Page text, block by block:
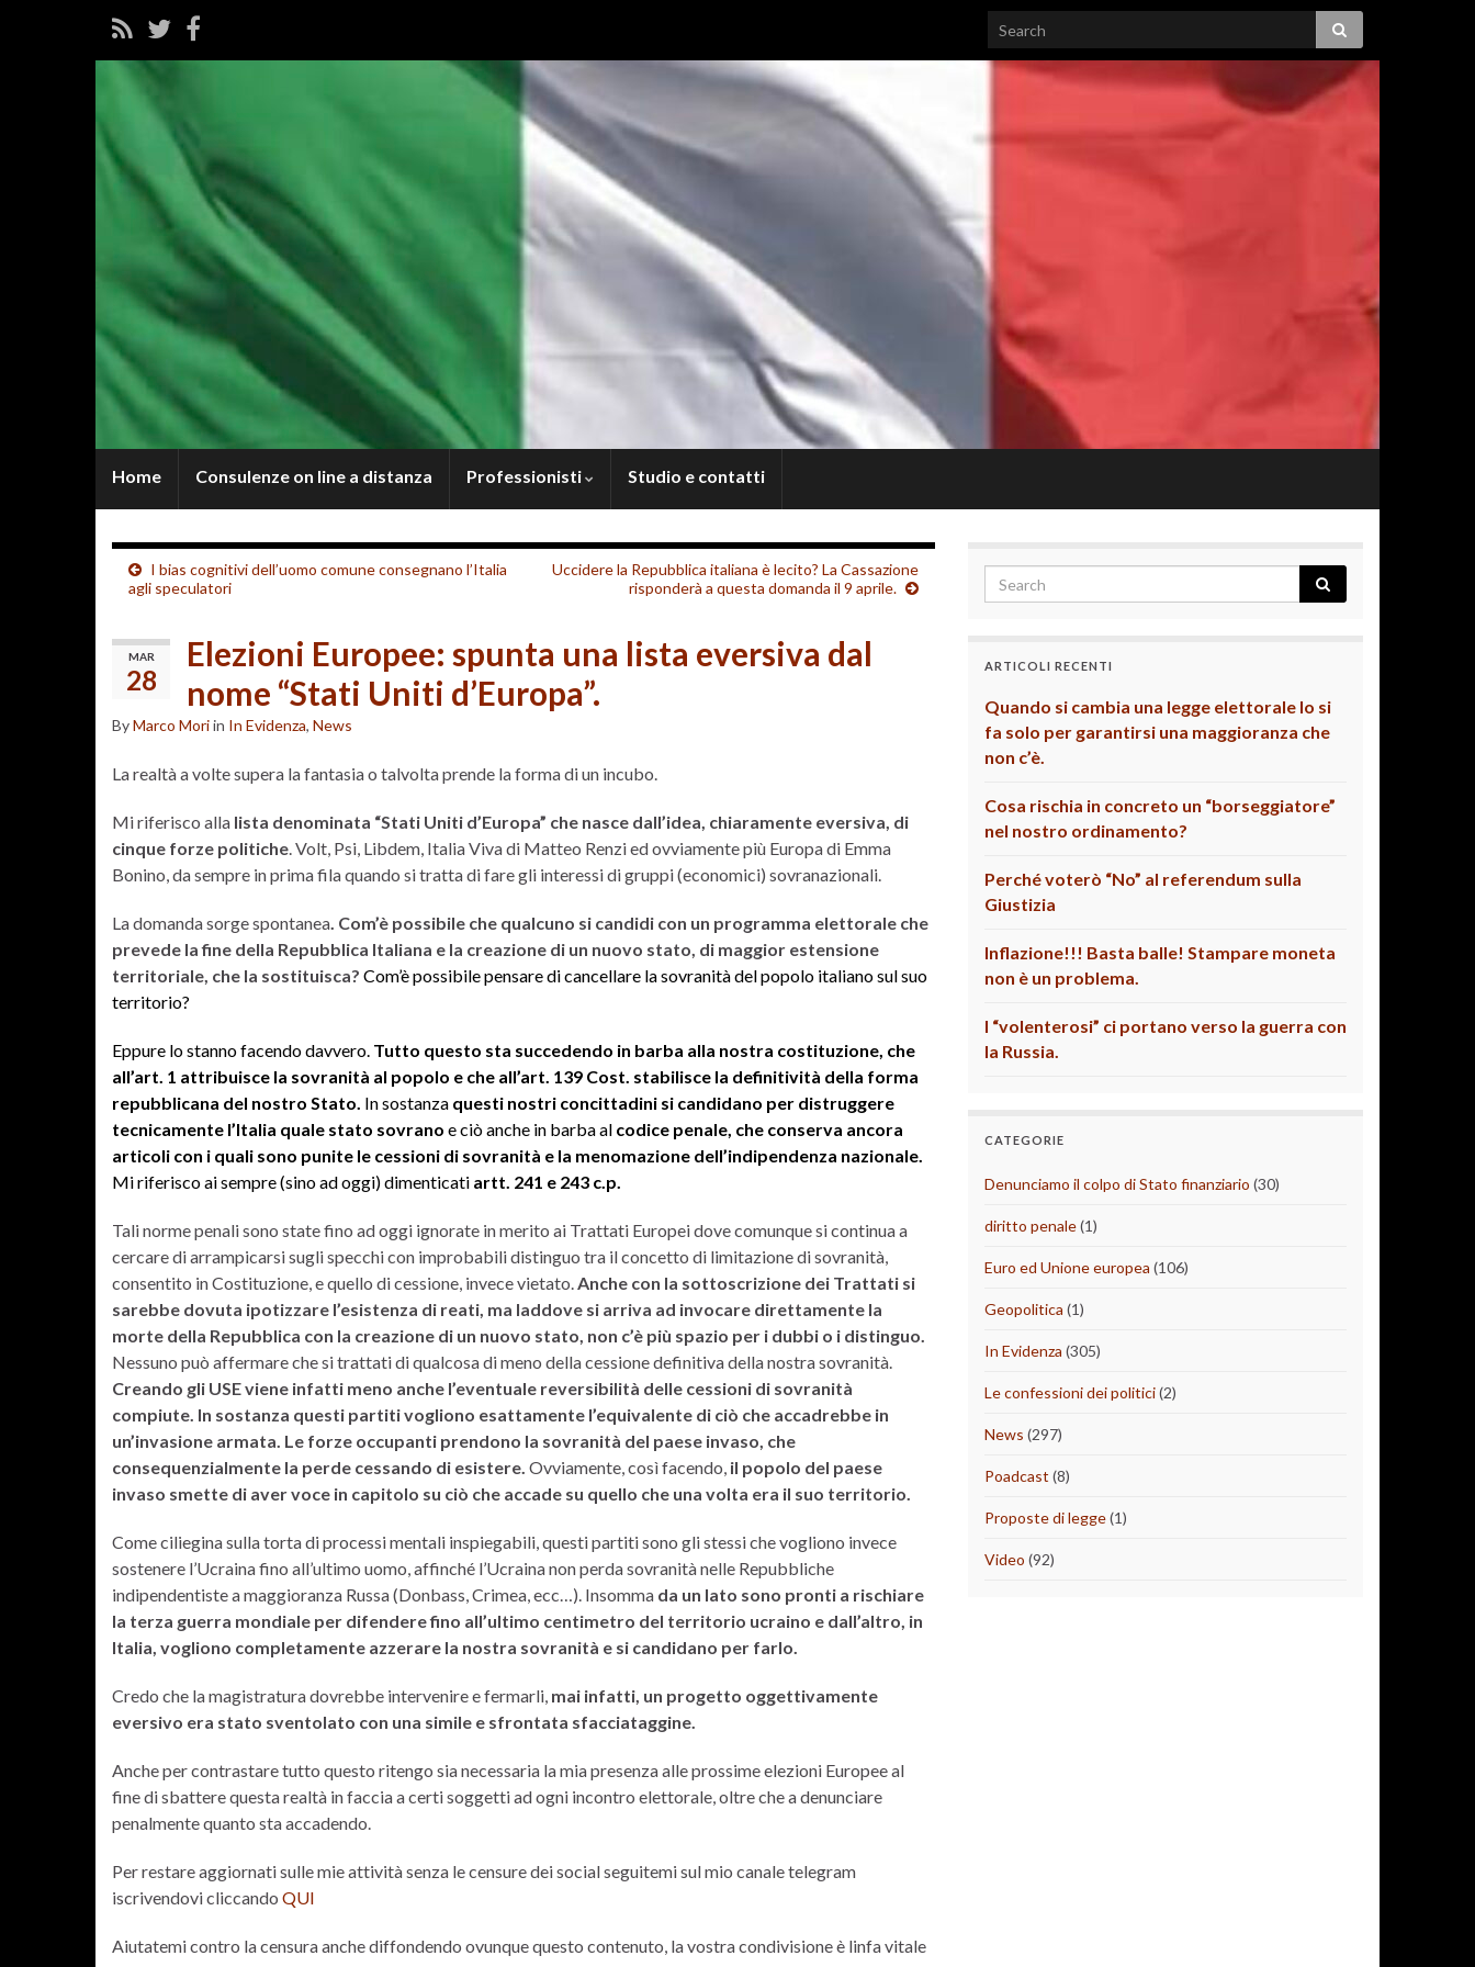
Home Consulenze on line a distanza Professionisti Studio e contatti
I bias cognitivi dell’uomo comune consegnano l’Italia
agli speculatori
Uccidere la Repubblica italiana è lecito? La Cassazione
risponderà a questa domanda il 9 aprile.
MAR
28
Elezioni Europee: spunta una lista eversiva dal
nome “Stati Uniti d’Europa”.
ByMarco Moriin In Evidenza, News
La realtà a volte supera la fantasia o talvolta prende la forma di un incubo.
Mi riferisco alla lista denominata “Stati Uniti d’Europa” che nasce dall’idea, chiaramente eversiva, di
cinque forze politiche. Volt, Psi, Libdem, Italia Viva di Matteo Renzi ed ovviamente più Europa di Emma
Bonino, da sempre in prima fila quando si tratta di fare gli interessi di gruppi (economici) sovranazionali.
La domanda sorge spontanea. Com’è possibile che qualcuno si candidi con un programma elettorale che
prevede la fine della Repubblica Italiana e la creazione di un nuovo stato, di maggior estensione
territoriale, che la sostituisca? Com’è possibile pensare di cancellare la sovranità del popolo italiano sul suo
territorio?
Eppure lo stanno facendo davvero. Tutto questo sta succedendo in barba alla nostra costituzione, che
all’art. 1 attribuisce la sovranità al popolo e che all’art. 139 Cost. stabilisce la definitività della forma
repubblicana del nostro Stato. In sostanza questi nostri concittadini si candidano per distruggere
tecnicamente l’Italia quale stato sovrano e ciò anche in barba al codice penale, che conserva ancora
articoli con i quali sono punite le cessioni di sovranità e la menomazione dell’indipendenza nazionale.
Mi riferisco ai sempre (sino ad oggi) dimenticati artt. 241 e 243 c.p.
Tali norme penali sono state fino ad oggi ignorate in merito ai Trattati Europei dove comunque si continua a
cercare di arrampicarsi sugli specchi con improbabili distinguo tra il concetto di limitazione di sovranità,
consentito in Costituzione, e quello di cessione, invece vietato.Anche con la sottoscrizione dei Trattati si
sarebbe dovuta ipotizzare l’esistenza di reati, ma laddove si arriva ad invocare direttamente la
morte della Repubblica con la creazione di un nuovo stato, non c’è più spazio per i dubbi o i distinguo.
Nessuno può affermare che si trattati di qualcosa di meno della cessione definitiva della nostra sovranità.
Creando gli USE viene infatti meno anche l’eventuale reversibilità delle cessioni di sovranità
compiute. In sostanza questi partiti vogliono esattamente l’equivalente di ciò che accadrebbe in
un’invasione armata. Le forze occupanti prendono la sovranità del paese invaso, che
consequenzialmente la perde cessando di esistere. Ovviamente, così facendo, il popolo del paese
invaso smette di aver voce in capitolo su ciò che accade su quello che una volta era il suo territorio.
Come ciliegina sulla torta di processi mentali inspiegabili, questi partiti sono gli stessi che vogliono invece
sostenere l’Ucraina fino all’ultimo uomo, affinché l’Ucraina non perda sovranità nelle Repubbliche
indipendentiste a maggioranza Russa (Donbass, Crimea, ecc…). Insomma da un lato sono pronti a rischiare
la terza guerra mondiale per difendere fino all’ultimo centimetro del territorio ucraino e dall’altro, in
Italia, vogliono completamente azzerare la nostra sovranità e si candidano per farlo.
Credo che la magistratura dovrebbe intervenire e fermarli, mai infatti, un progetto oggettivamente
eversivo era stato sventolato con una simile e sfrontata sfacciataggine.
Anche per contrastare tutto questo ritengo sia necessaria la mia presenza alle prossime elezioni Europee al
fine di sbattere questa realtà in faccia a certi soggetti ad ogni incontro elettorale, oltre che a denunciare
penalmente quanto sta accadendo.
Per restare aggiornati sulle mie attività senza le censure dei social seguitemi sul mio canale telegram
iscrivendovi cliccando QUI
Aiutatemi contro la censura anche diffondendo ovunque questo contenuto, la vostra condivisione è linfa vitale
ARTICOLI RECENTI
Quando si cambia una legge elettorale lo si
fa solo per garantirsi una maggioranza che
non c’è.
Cosa rischia in concreto un “borseggiatore”
nel nostro ordinamento?
Perché voterò “No” al referendum sulla
Giustizia
Inflazione!!! Basta balle! Stampare moneta
non è un problema.
I “volenterosi” ci portano verso la guerra con
la Russia.
CATEGORIE
Denunciamo il colpo di Stato finanziario (30)
diritto penale(1)
Euro ed Unione europea (106)
Geopolitica (1)
In Evidenza (305)
Le confessioni dei politici(2)
News (297)
Poadcast (8)
Proposte di legge(1)
Video (92)